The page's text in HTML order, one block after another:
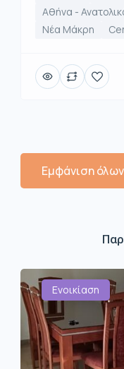
Αθήνα -
Νέα Μάκρη
Εμφάνιση όλων
Ενοικίαση